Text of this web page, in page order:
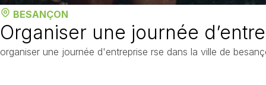
BESANÇON
Organiser une journée
organiser une journée d'entreprise rse dans la ville de